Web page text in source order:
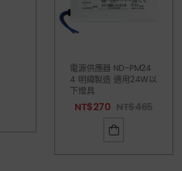
電源供應器 ND-PM24
4 明緯製造 適用24W以
下燈具
NT$270 NT$465